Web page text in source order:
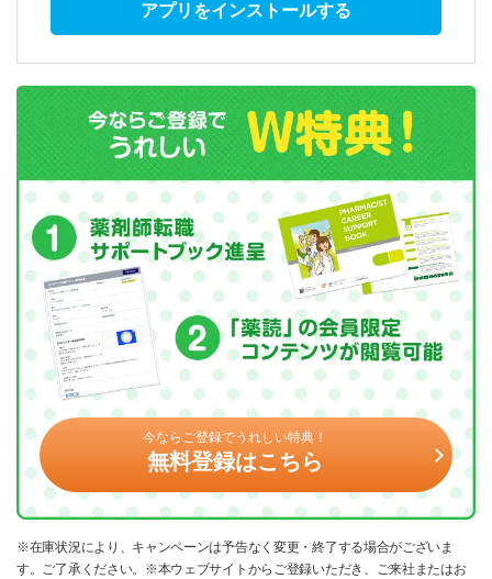
アプリをインストールする
今ならご登録でうれしい特典！
無料登録はこちら
※在庫状況により、キャンペーンは予告なく変更・終了する場合がございま
す。ご了承ください。※本ウェブサイトからご登録いただき、ご来社またはお